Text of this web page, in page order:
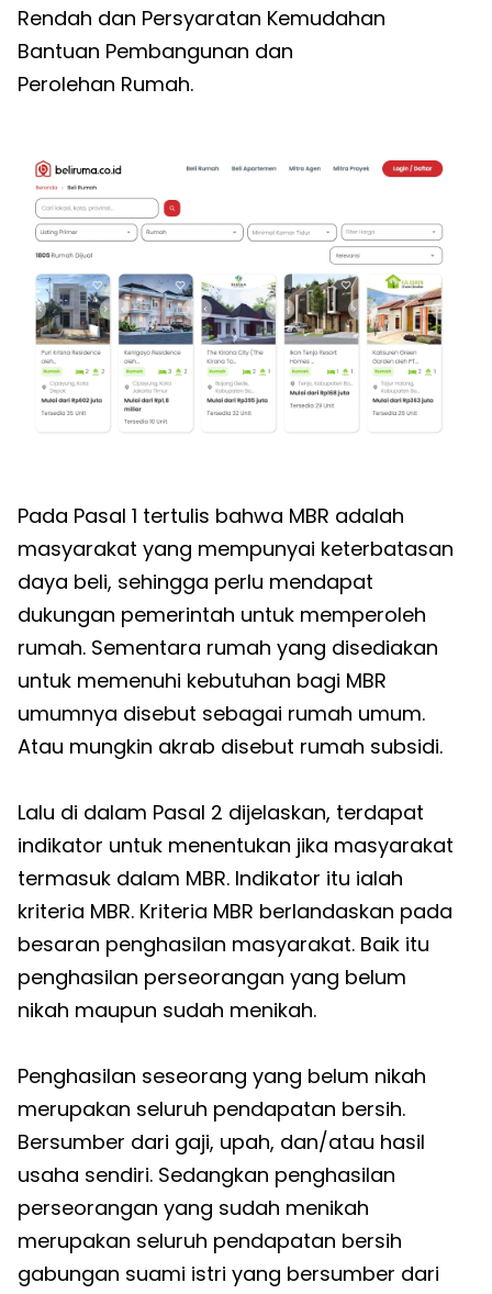
Rendah dan Persyaratan Kemudahan
Bantuan Pembangunan dan
Perolehan Rumah.
Pada Pasal 1 tertulis bahwa MBR adalah
masyarakat yang mempunyai keterbatasan
daya beli, sehingga perlu mendapat
dukungan pemerintah untuk memperoleh
rumah. Sementara rumah yang disediakan
untuk memenuhi kebutuhan bagi MBR
umumnya disebut sebagai rumah umum.
Atau mungkin akrab disebut rumah subsidi.
Lalu di dalam Pasal 2 dijelaskan, terdapat
indikator untuk menentukan jika masyarakat
termasuk dalam MBR. Indikator itu ialah
kriteria MBR. Kriteria MBR berlandaskan pada
besaran penghasilan masyarakat. Baik itu
penghasilan perseorangan yang belum
nikah maupun sudah menikah.
Penghasilan seseorang yang belum nikah
merupakan seluruh pendapatan bersih.
Bersumber dari gaji, upah, dan/atau hasil
usaha sendiri. Sedangkan penghasilan
perseorangan yang sudah menikah
merupakan seluruh pendapatan bersih
gabungan suami istri yang bersumber dari